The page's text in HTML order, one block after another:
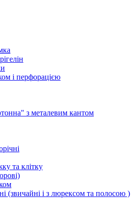
і перфорацією
з металевим кантом
та клітку
(звичайні і з люрексом та полосою )